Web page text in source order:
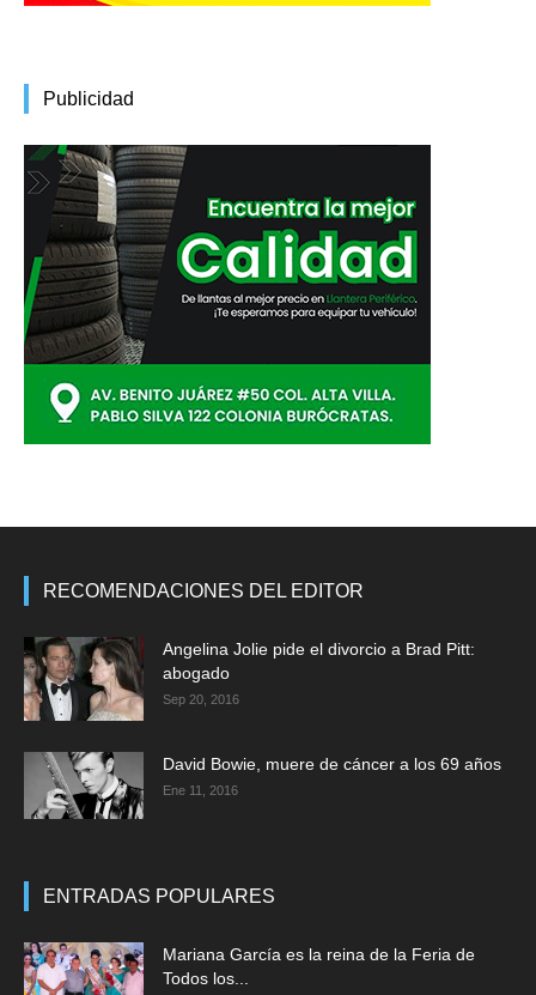
Publicidad
RECOMENDACIONES DEL EDITOR
Angelina Jolie pide el divorcio a Brad Pitt:
abogado
Sep 20, 2016
David Bowie, muere de cáncer a los 69 años
Ene 11, 2016
ENTRADAS POPULARES
Mariana García es la reina de la Feria de
Todos los...